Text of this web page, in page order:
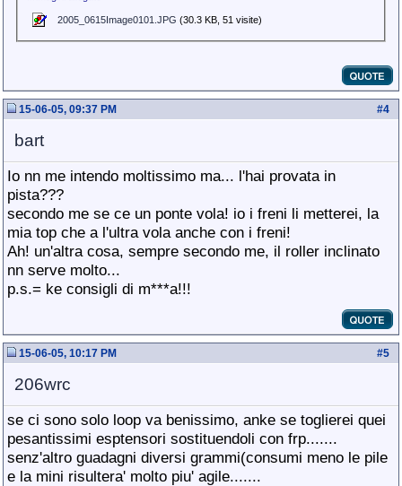
2005_0615Image0101.JPG (30.3 KB, 51 visite)
#4
15-06-05, 09:37 PM
bart
Io nn me intendo moltissimo ma... l'hai provata in
pista???
secondo me se ce un ponte vola! io i freni li metterei, la
mia top che a l'ultra vola anche con i freni!
Ah! un'altra cosa, sempre secondo me, il roller inclinato
nn serve molto...
p.s.= ke consigli di m***a!!!
#5
15-06-05, 10:17 PM
206wrc
se ci sono solo loop va benissimo, anke se toglierei quei
pesantissimi esptensori sostituendoli con frp.......
senz'altro guadagni diversi grammi(consumi meno le pile
e la mini risultera' molto piu' agile.......